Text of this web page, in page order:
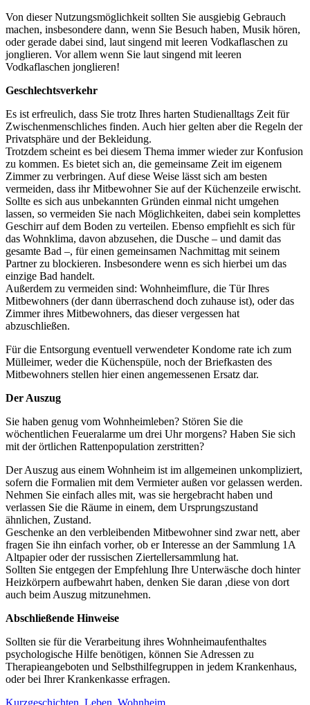
Von dieser Nutzungsmöglichkeit sollten Sie ausgiebig Gebrauch
machen, insbesondere dann, wenn Sie Besuch haben, Musik hören,
oder gerade dabei sind, laut singend mit leeren Vodkaflaschen zu
jonglieren. Vor allem wenn Sie laut singend mit leeren
Vodkaflaschen jonglieren!
Geschlechtsverkehr
Es ist erfreulich, dass Sie trotz Ihres harten Studienalltags Zeit für
Zwischenmenschliches finden. Auch hier gelten aber die Regeln der
Privatsphäre und der Bekleidung.
Trotzdem scheint es bei diesem Thema immer wieder zur Konfusion
zu kommen. Es bietet sich an, die gemeinsame Zeit im eigenem
Zimmer zu verbringen. Auf diese Weise lässt sich am besten
vermeiden, dass ihr Mitbewohner Sie auf der Küchenzeile erwischt.
Sollte es sich aus unbekannten Gründen einmal nicht umgehen
lassen, so vermeiden Sie nach Möglichkeiten, dabei sein komplettes
Geschirr auf dem Boden zu verteilen. Ebenso empfiehlt es sich für
das Wohnklima, davon abzusehen, die Dusche – und damit das
gesamte Bad –, für einen gemeinsamen Nachmittag mit seinem
Partner zu blockieren. Insbesondere wenn es sich hierbei um das
einzige Bad handelt.
Außerdem zu vermeiden sind: Wohnheimflure, die Tür Ihres
Mitbewohners (der dann überraschend doch zuhause ist), oder das
Zimmer ihres Mitbewohners, das dieser vergessen hat
abzuschließen.
Für die Entsorgung eventuell verwendeter Kondome rate ich zum
Mülleimer, weder die Küchenspüle, noch der Briefkasten des
Mitbewohners stellen hier einen angemessenen Ersatz dar.
Der Auszug
Sie haben genug vom Wohnheimleben? Stören Sie die
wöchentlichen Feueralarme um drei Uhr morgens? Haben Sie sich
mit der örtlichen Rattenpopulation zerstritten?
Der Auszug aus einem Wohnheim ist im allgemeinen unkompliziert,
sofern die Formalien mit dem Vermieter außen vor gelassen werden.
Nehmen Sie einfach alles mit, was sie hergebracht haben und
verlassen Sie die Räume in einem, dem Ursprungszustand
ähnlichen, Zustand.
Geschenke an den verbleibenden Mitbewohner sind zwar nett, aber
fragen Sie ihn einfach vorher, ob er Interesse an der Sammlung 1A
Altpapier oder der russischen Ziertellersammlung hat.
Sollten Sie entgegen der Empfehlung Ihre Unterwäsche doch hinter
Heizkörpern aufbewahrt haben, denken Sie daran ,diese von dort
auch beim Auszug mitzunehmen.
Abschließende Hinweise
Sollten sie für die Verarbeitung ihres Wohnheimaufenthaltes
psychologische Hilfe benötigen, können Sie Adressen zu
Therapieangeboten und Selbsthilfegruppen in jedem Krankenhaus,
oder bei Ihrer Krankenkasse erfragen.
Kurzgeschichten Leben Wohnheim